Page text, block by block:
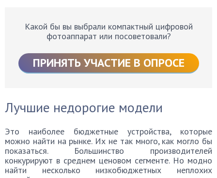
Какой бы вы выбрали компактный цифровой
фотоаппарат или посоветовали?
ПРИНЯТЬ УЧАСТИЕ В ОПРОСЕ
Лучшие недорогие модели
Это наиболее бюджетные устройства, которые
можно найти на рынке. Их не так много, как могло бы
показаться. Большинство производителей
конкурируют в среднем ценовом сегменте. Но модно
найти несколько низкобюджетных неплохих